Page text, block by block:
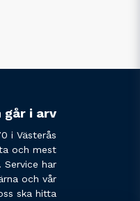
går i arv
i Västerås
och mest
har
och vår
ska hitta